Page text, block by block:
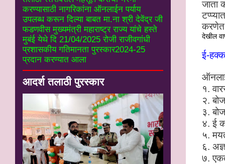
जाता
देखील
ई-हक्क
१.
२.
३.
४. ई
५.
६.
७.
करण्यासाठी नागरिकांना ऑनलाईन पर्याय
उपलब्ध करून दिल्या बाबत मा.ना श्री देवेंद्र जी
फडणवीस मुख्यमंत्री महाराष्ट्र राज्य यांचे हस्ते
मुबंई येथे दि 21/04/2025 रोजी राजीवगांधी
प्रशासकीय गतिमानता पुरस्कार2024-25
प्रदान करण्यात आला
आदर्श तलाठी पुरस्कार